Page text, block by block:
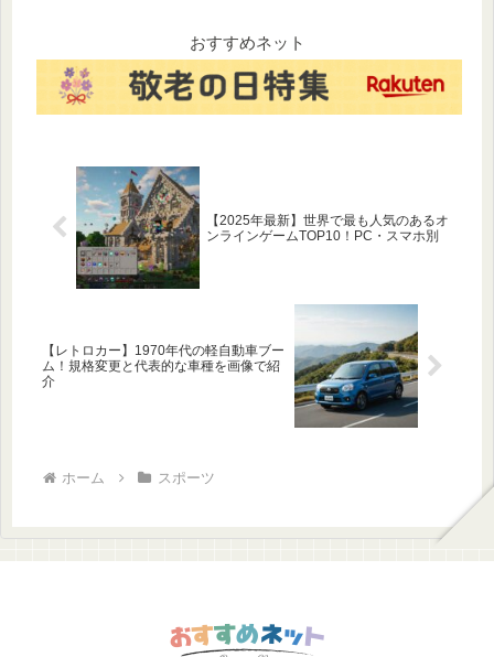
情報をチェックして、週末の
お出かけを楽しみましょう。
します。
おすすめネット
【2025年最新】世界で最も人気のあるオ
ンラインゲームTOP10！PC・スマホ別
【レトロカー】1970年代の軽自動車ブー
ム！規格変更と代表的な車種を画像で紹
介
ホーム スポーツ